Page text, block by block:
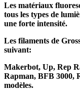
Les matériaux
tous les types de
une forte intensité.
Les filaments de
suivant:
Makerbot, Up, Rep
Rapman, BFB 3000,
modèles.